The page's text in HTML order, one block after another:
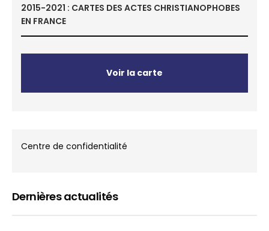
2015-2021 : CARTES DES ACTES CHRISTIANOPHOBES
EN FRANCE
Voir la carte
Centre de confidentialité
Dernières actualités